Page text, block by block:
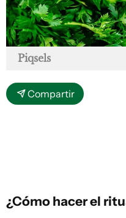
Piqsels
Compartir
¿Cómo hacer el